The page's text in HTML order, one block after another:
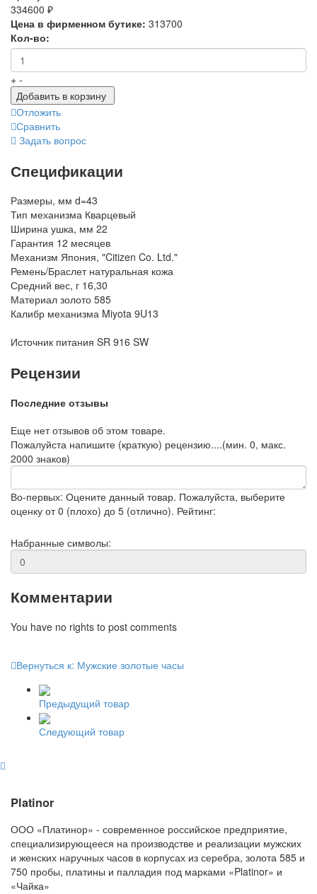
334600 ₽
Цена в фирменном бутике: 313700
Кол-во:
+ -
Добавить в корзину
Отложить
Сравнить
Задать вопрос
Спецификации
Размеры, мм d=43
Тип механизма Кварцевый
Ширина ушка, мм 22
Гарантия 12 месяцев
Механизм Япония, "Citizen Co. Ltd."
Ремень/Браслет натуральная кожа
Средний вес, г 16,30
Материал золото 585
Калибр механизма Miyota 9U13
Источник питания SR 916 SW
Рецензии
Последние отзывы
Еще нет отзывов об этом товаре.
Пожалуйста напишите (краткую) рецензию....(мин. 0, макс.
2000 знаков)
Во-первых: Оцените данный товар. Пожалуйста, выберите
оценку от 0 (плохо) до 5 (отлично). Рейтинг:
Набранные символы:
Комментарии
You have no rights to post comments
Вернуться к: Мужские золотые часы
Предыдущий товар
Следующий товар
Platinor
ООО «Платинор» - современное российское предприятие,
специализирующееся на производстве и реализации мужских
и женских наручных часов в корпусах из серебра, золота 585 и
750 пробы, платины и палладия под марками «Platinor» и
«Чайка»